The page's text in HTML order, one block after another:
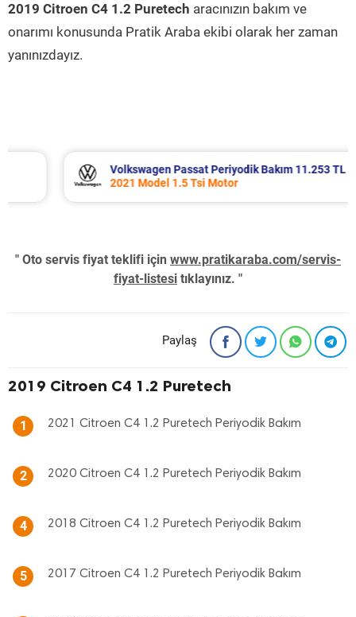
2019 Citroen C4 1.2 Puretech aracınızın bakım ve
onarımı konusunda Pratik Araba ekibi olarak her zaman
yanınızdayız.
Volkswagen Passat Periyodik Bakım 11.253 TL
2021 Model 1.5 Tsi Motor
" Oto servis fiyat teklifi için www.pratikaraba.com/servis-
fiyat-listesi tıklayınız. "
Paylaş
2019 Citroen C4 1.2 Puretech
1 2021 Citroen C4 1.2 Puretech Periyodik Bakım
2 2020 Citroen C4 1.2 Puretech Periyodik Bakım
4 2018 Citroen C4 1.2 Puretech Periyodik Bakım
5 2017 Citroen C4 1.2 Puretech Periyodik Bakım